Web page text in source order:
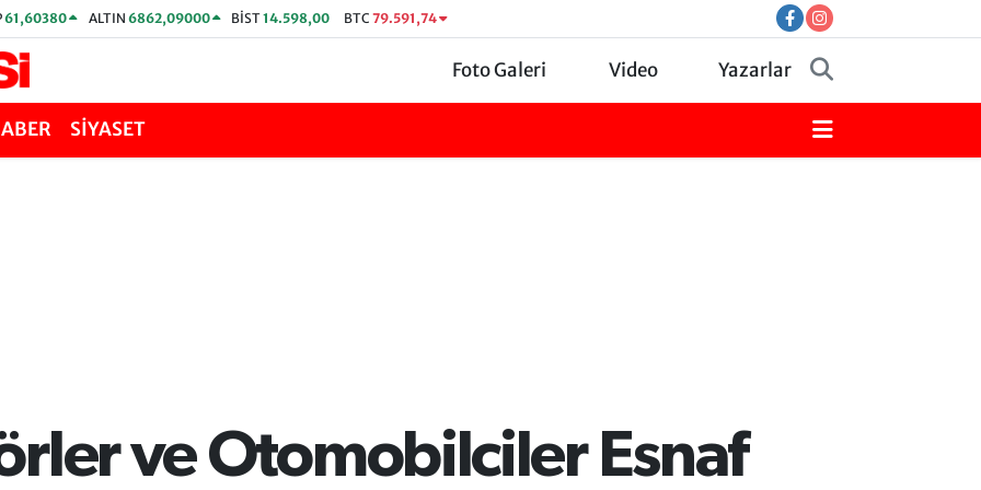
61,60380 ALTIN 6862,09000 BİST14.598,00 BTC 79.591,74
Foto Galeri Video Yazarlar
SİYASET
ve Otomobilciler Esnaf